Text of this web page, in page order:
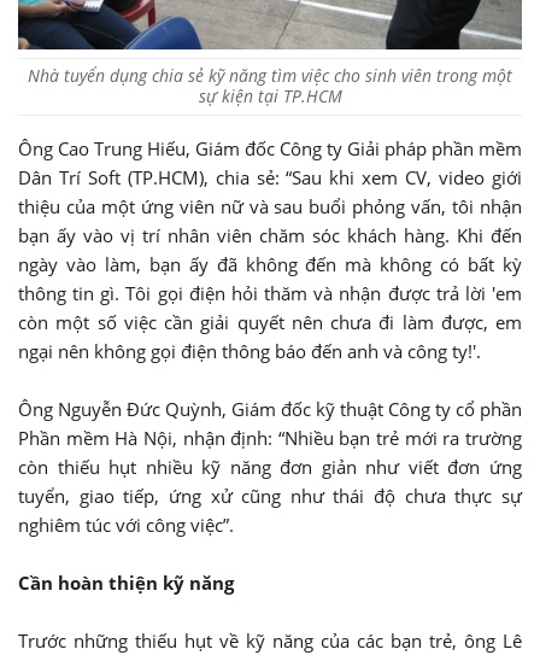
Nhà tuyển dụng chia sẻ kỹ năng tìm việc cho sinh viên trong một
sự kiện tại TP.HCM
Ông Cao Trung Hiếu, Giám đốc Công ty Giải pháp phần mềm
Dân Trí Soft (TP.HCM), chia sẻ: “Sau khi xem CV, video giới
thiệu của một ứng viên nữ và sau buổi phỏng vấn, tôi nhận
bạn ấy vào vị trí nhân viên chăm sóc khách hàng. Khi đến
ngày vào làm, bạn ấy đã không đến mà không có bất kỳ
thông tin gì. Tôi gọi điện hỏi thăm và nhận được trả lời 'em
còn một số việc cần giải quyết nên chưa đi làm được, em
ngại nên không gọi điện thông báo đến anh và công ty!'.
Ông Nguyễn Đức Quỳnh, Giám đốc kỹ thuật Công ty cổ phần
Phần mềm Hà Nội, nhận định: “Nhiều bạn trẻ mới ra trường
còn thiếu hụt nhiều kỹ năng đơn giản như viết đơn ứng
tuyển, giao tiếp, ứng xử cũng như thái độ chưa thực sự
nghiêm túc với công việc”.
Cần hoàn thiện kỹ năng
Trước những thiếu hụt về kỹ năng của các bạn trẻ, ông Lê